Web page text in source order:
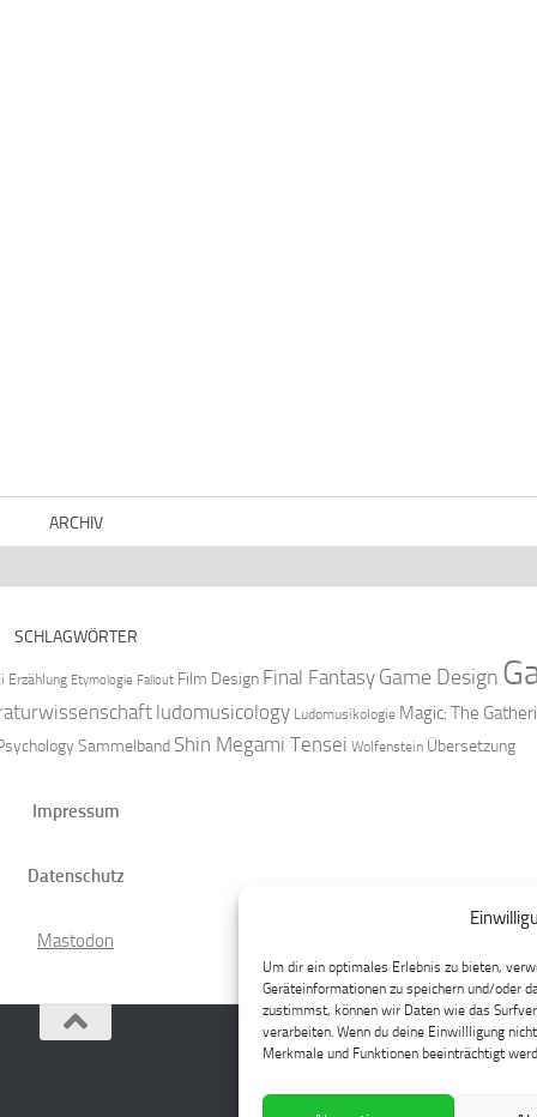
Um dir ein optimales Erlebnis zu bieten,
Geräteinformationen zu speichern und/oder
zustimmst, können wir Daten wie das
verarbeiten. Wenn du deine Einwillligung
Merkmale und Funktionen beeinträchtigt
ARCHIV
SCHLAGWÖRTER
Erzählung Etymologie Fallout Film Design Final Fantasy Game Design
ludomusicology Ludomusikologie Magic: The
Sammelband Shin Megami Tensei Wolfenstein Übersetzung
Impressum
Datenschutz
Mastodon